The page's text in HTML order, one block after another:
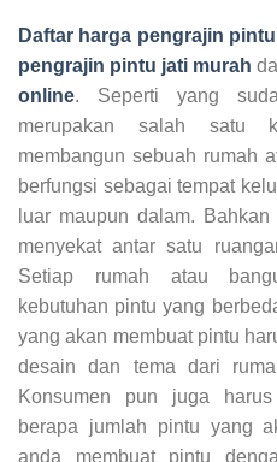
Daftar harga pengrajin
pengrajin pintu jati murah
online. Seperti yang
merupakan salah satu
membangun sebuah rumah
berfungsi sebagai tempat
luar maupun dalam.
menyekat antar satu
Setiap rumah atau
kebutuhan pintu yang
yang akan membuat pintu
desain dan tema dari
Konsumen pun juga
berapa jumlah pintu yang
anda membuat pintu